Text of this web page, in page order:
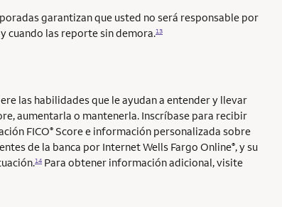
garantizan que usted no será responsable por
cuando las reporte sin demora.13
las habilidades que le ayudan a entender y llevar
, aumentarla o mantenerla. Inscríbase para recibir
FICO® Score e información personalizada sobre
de la banca por Internet Wells Fargo Online®, y su
14 Para obtener información adicional, visite